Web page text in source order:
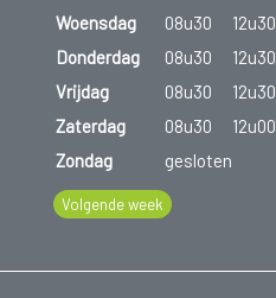
Woensdag
08u30 12u30
Donderdag
08u30 12u30
Vrijdag
08u30 12u30
Zaterdag
08u30
12u00
Zondag
gesloten
Volgende week